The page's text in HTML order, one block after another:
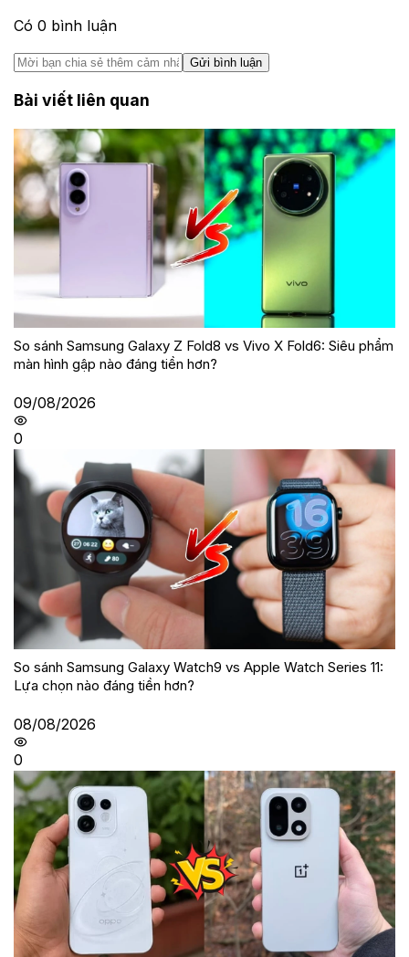
Có 0 bình luận
Gửi bình luận
Bài viết liên quan
So sánh Samsung Galaxy Z Fold8 vs Vivo X Fold6: Siêu phẩm
màn hình gập nào đáng tiền hơn?
09/08/2026
0
So sánh Samsung Galaxy Watch9 vs Apple Watch Series 11:
Lựa chọn nào đáng tiền hơn?
08/08/2026
0